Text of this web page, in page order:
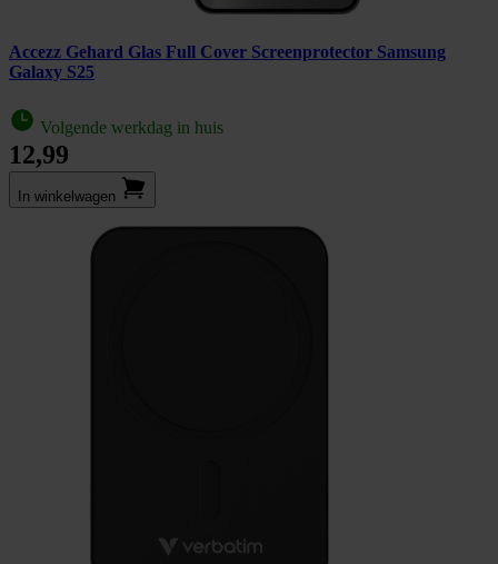
Accezz Gehard Glas Full Cover Screenprotector Samsung
Galaxy S25
Volgende werkdag in huis
12,99
In winkel­wagen